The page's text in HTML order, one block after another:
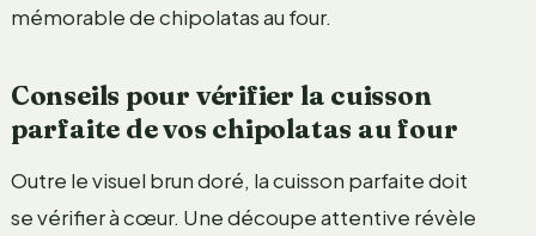
mémorable de chipolatas au four.
Conseils pour vérifier la cuisson
parfaite de vos chipolatas au four
Outre le visuel brun doré, la cuisson parfaite doit
se vérifier à cœur. Une découpe attentive révèle